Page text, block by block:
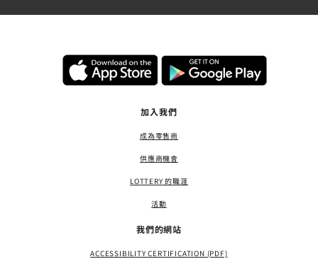
加入我們
成為零售商
供應商機會
LOTTERY 的職涯
活動
我們的網站
ACCESSIBILITY CERTIFICATION (PDF)